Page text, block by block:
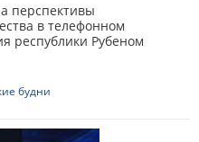
перспективы
в телефонном
республики Рубеном
будни